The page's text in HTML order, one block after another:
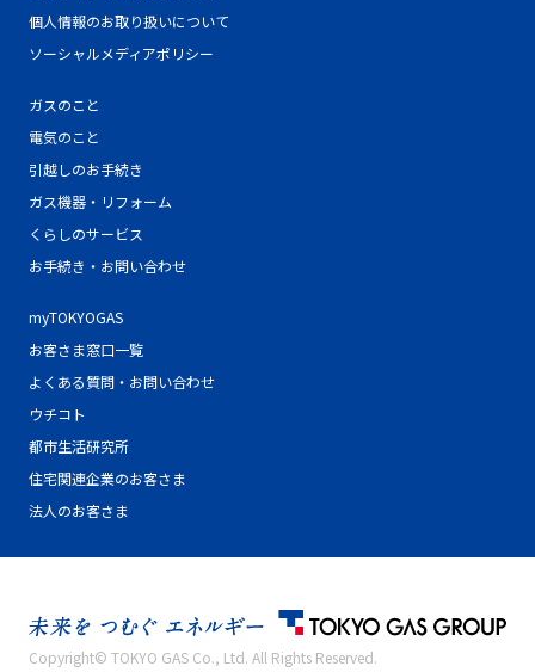
個人情報のお取り扱いについて
ソーシャルメディアポリシー
ガスのこと
電気のこと
引越しのお手続き
ガス機器・リフォーム
くらしのサービス
お手続き・お問い合わせ
myTOKYOGAS
お客さま窓口一覧
よくある質問・お問い合わせ
ウチコト
都市生活研究所
住宅関連企業のお客さま
法人のお客さま
Copyright© TOKYO GAS Co., Ltd. All Rights Reserved.